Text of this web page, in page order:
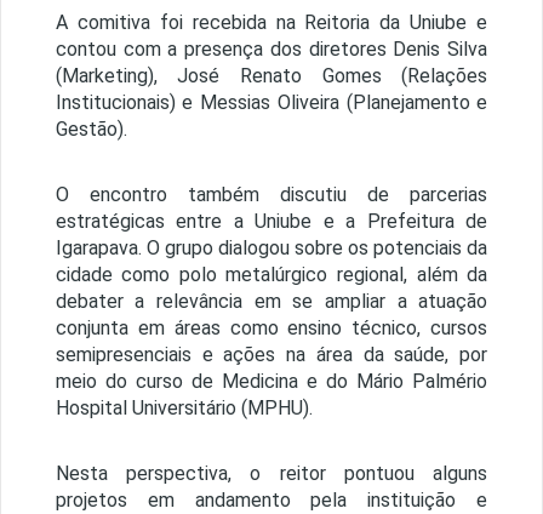
A comitiva foi recebida na Reitoria da Uniube e
contou com a presença dos diretores Denis Silva
(Marketing), José Renato Gomes (Relações
Institucionais) e Messias Oliveira (Planejamento e
Gestão).
O encontro também discutiu de parcerias
estratégicas entre a Uniube e a Prefeitura de
Igarapava. O grupo dialogou sobre os potenciais da
cidade como polo metalúrgico regional, além da
debater a relevância em se ampliar a atuação
conjunta em áreas como ensino técnico, cursos
semipresenciais e ações na área da saúde, por
meio do curso de Medicina e do Mário Palmério
Hospital Universitário (MPHU).
Nesta perspectiva, o reitor pontuou alguns
projetos em andamento pela instituição e